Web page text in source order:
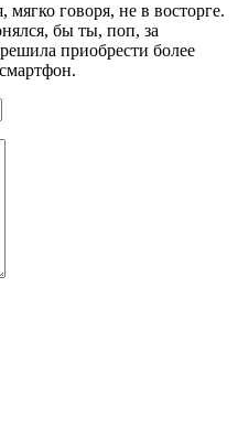
говоря, не в восторге.
бы ты, поп, за
приобрести более